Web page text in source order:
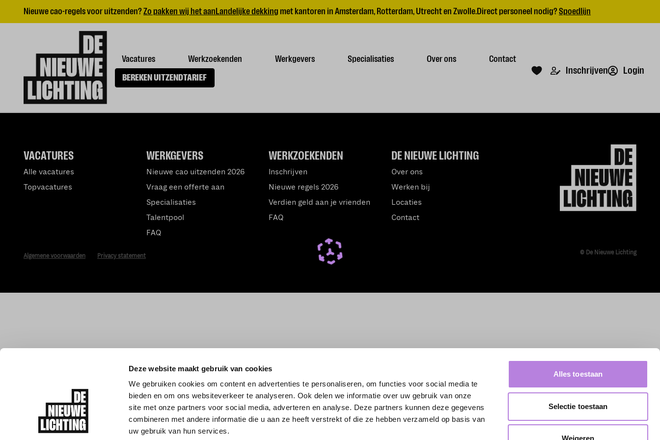
Deze website maakt gebruik van cookies
We gebruiken cookies om content en advertenties te personaliseren, om functies voor social media te
bieden en om ons websiteverkeer te analyseren. Ook delen we informatie over uw gebruik van onze
site met onze partners voor social media, adverteren en analyse. Deze partners kunnen deze gegevens
combineren met andere informatie die u aan ze heeft verstrekt of die ze hebben verzameld op basis van
uw gebruik van hun services.
Alles toestaan
Selectie toestaan
Weigeren
Nieuwe cao-regels voor uitzenden?Zo pakken wij het aanLandelijke dekking met kantoren in Amsterdam, Rotterdam, Utrecht en Zwolle.Direct personeel nodig?Spoedlijn
Vacatures Werkzoekenden Werkgevers Specialisaties Over ons
Contact
BEREKEN UITZENDTARIEF
Inschrijven Login
DE NIEUWE LICHTING
Over ons
Werken bij
Locaties
Contact
WERKZOEKENDEN
Inschrijven
Nieuwe regels 2026
Verdien geld aan je vrienden
FAQ
WERKGEVERS
Nieuwe cao uitzenden 2026
Vraag een offerte aan
Specialisaties
Talentpool
FAQ
VACATURES
Alle vacatures
Topvacatures
Algemene voorwaarden Privacy statement © De Nieuwe Lichting